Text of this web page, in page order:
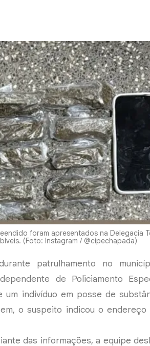
foram apresentados na Delegacia
(Foto: Instagram / @cipechapada)
patrulhamento no
de Policiamento
um indivíduo em posse de
o suspeito indicou o
das informações, a equipe